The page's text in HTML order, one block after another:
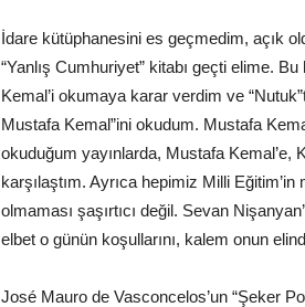
İdare kütüphanesini es geçmedim, açık
“Yanlış Cumhuriyet” kitabı geçti elime.
Kemal’i okumaya karar verdim ve
Mustafa Kemal”ini okudum. Mustafa
okuduğum yayınlarda, Mustafa Kemal’e,
karşılaştım. Ayrıca hepimiz Milli
olmaması şaşırtıcı değil. Sevan
elbet o günün koşullarını, kalem onun
José Mauro de Vasconcelos’un “Şeker